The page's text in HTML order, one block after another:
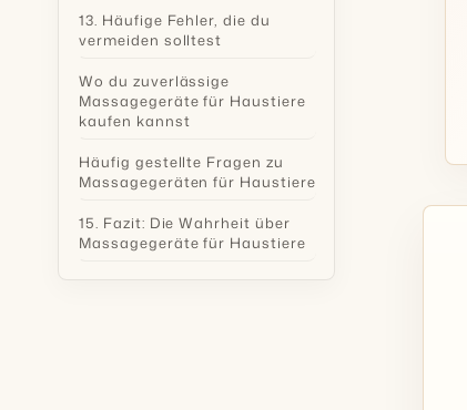
13. Häufige Fehler, die du
vermeiden solltest
Wo du zuverlässige
Massagegeräte für Haustiere
kaufen kannst
Häufig gestellte Fragen zu
Massagegeräten für Haustiere
15. Fazit: Die Wahrheit über
Massagegeräte für Haustiere